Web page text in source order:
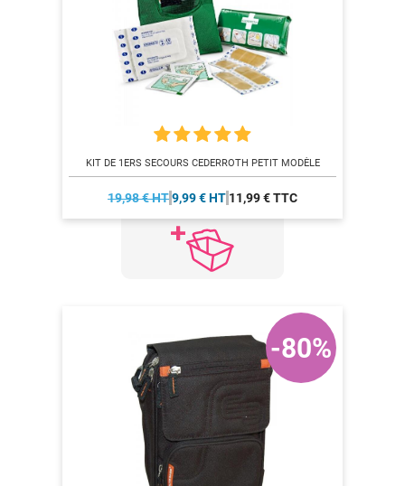
KIT DE 1ERS SECOURS CEDERROTH PETIT MODÈLE
19,98 € HT9,99 € HT 11,99 € TTC
-80%